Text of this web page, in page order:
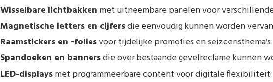
Wisselbare lichtbakken met uitneembare panelen voor
Magnetische letters en cijfersdie eenvoudig kunnen worden
Raamstickers en -foliesvoor tijdelijke promoties en seizoensthema’s
Spandoeken en bannersdie over bestaande gevelreclame kunnen
LED-displaysmet programmeerbare content voor digitale flexibiliteit